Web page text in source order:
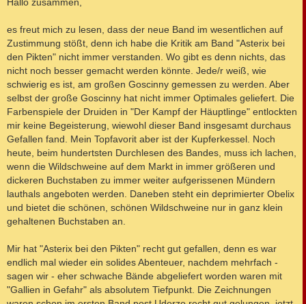
a
g
Hallo zusammen,
es freut mich zu lesen, dass der neue Band im wesentlichen auf
Zustimmung stößt, denn ich habe die Kritik am Band "Asterix bei
den Pikten" nicht immer verstanden. Wo gibt es denn nichts, das
nicht noch besser gemacht werden könnte. Jede/r weiß, wie
schwierig es ist, am großen Goscinny gemessen zu werden. Aber
selbst der große Goscinny hat nicht immer Optimales geliefert. Die
Farbenspiele der Druiden in "Der Kampf der Häuptlinge" entlockten
mir keine Begeisterung, wiewohl dieser Band insgesamt durchaus
Gefallen fand. Mein Topfavorit aber ist der Kupferkessel. Noch
heute, beim hundertsten Durchlesen des Bandes, muss ich lachen,
wenn die Wildschweine auf dem Markt in immer größeren und
dickeren Buchstaben zu immer weiter aufgerissenen Mündern
lauthals angeboten werden. Daneben steht ein deprimierter Obelix
und bietet die schönen, schönen Wildschweine nur in ganz klein
gehaltenen Buchstaben an.
Mir hat "Asterix bei den Pikten" recht gut gefallen, denn es war
endlich mal wieder ein solides Abenteuer, nachdem mehrfach -
sagen wir - eher schwache Bände abgeliefert worden waren mit
"Gallien in Gefahr" als absolutem Tiefpunkt. Die Zeichnungen